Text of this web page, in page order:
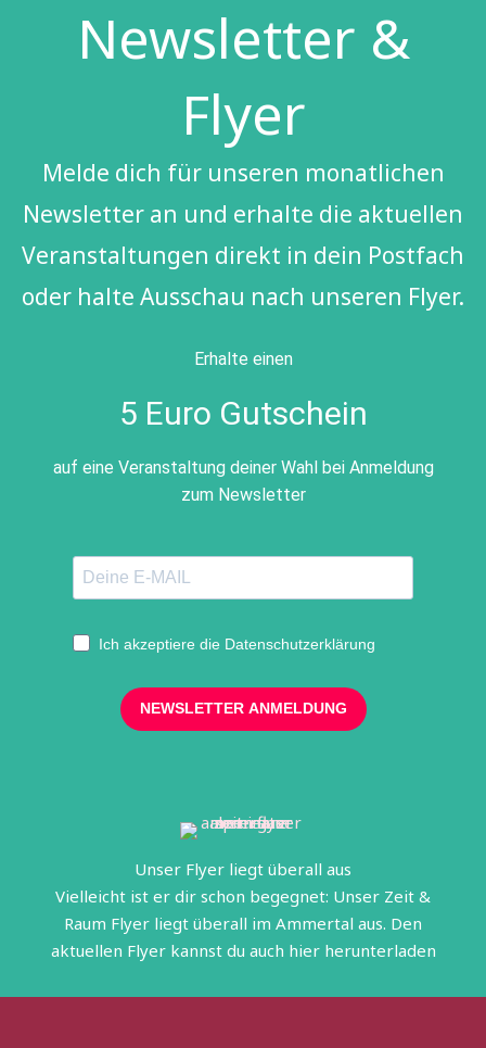
Newsletter &
Flyer
Melde dich für unseren monatlichen
Newsletter an und erhalte die aktuellen
Veranstaltungen direkt in dein Postfach
oder halte Ausschau nach unseren Flyer.
Erhalte einen
5 Euro Gutschein
auf eine Veranstaltung deiner Wahl bei Anmeldung
zum Newsletter
Ich akzeptiere die Datenschutzerklärung
NEWSLETTER ANMELDUNG
Unser Flyer liegt überall aus
Vielleicht ist er dir schon begegnet: Unser Zeit &
Raum Flyer liegt überall im Ammertal aus. Den
aktuellen Flyer kannst du auch hier herunterladen